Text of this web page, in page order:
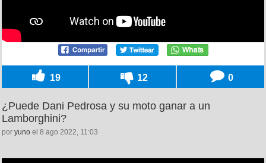
19 12 0
¿Puede Dani Pedrosa y su moto ganar a un
Lamborghini?
por yuno el 8 ago 2022, 11:03